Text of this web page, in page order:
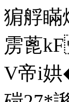
猏艀瞞
雳蓖
V帝i